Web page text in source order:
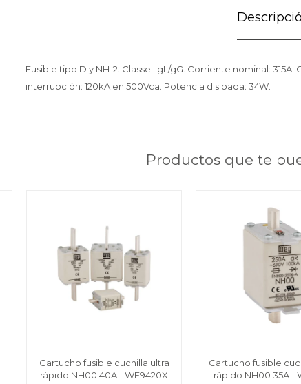
Fusible tipo D y NH-2. Classe : gL/gG. Corriente nominal:
interrupción: 120kA en 500Vca. Potencia disipada: 34W.
Productos que te
Cartucho fusible cuchilla ultra
rápido NH00 40A - WE9420X
Cartucho fusible
rápido NH00 35A -